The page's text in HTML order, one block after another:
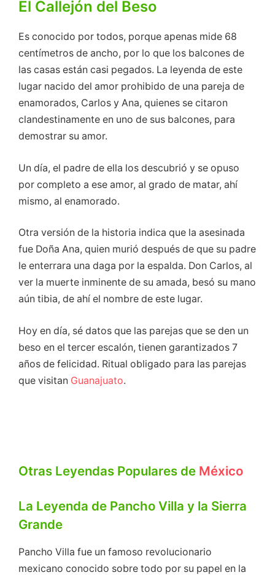
El Callejón del Beso
Es conocido por todos, porque apenas mide 68
centímetros de ancho, por lo que los balcones de
las casas están casi pegados. La leyenda de este
lugar nacido del amor prohibido de una pareja de
enamorados, Carlos y Ana, quienes se citaron
clandestinamente en uno de sus balcones, para
demostrar su amor.
Un día, el padre de ella los descubrió y se opuso
por completo a ese amor, al grado de matar, ahí
mismo, al enamorado.
Otra versión de la historia indica que la asesinada
fue Doña Ana, quien murió después de que su padre
le enterrara una daga por la espalda. Don Carlos, al
ver la muerte inminente de su amada, besó su mano
aún tibia, de ahí el nombre de este lugar.
Hoy en día, sé datos que las parejas que se den un
beso en el tercer escalón, tienen garantizados 7
años de felicidad. Ritual obligado para las parejas
que visitan Guanajuato.
Otras Leyendas Populares de México
La Leyenda de Pancho Villa y la Sierra
Grande
Pancho Villa fue un famoso revolucionario
mexicano conocido sobre todo por su papel en la